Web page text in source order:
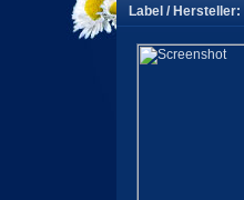
Label / Hersteller: